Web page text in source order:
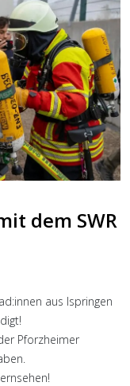
dem SWR
aus Ispringen
Pforzheimer